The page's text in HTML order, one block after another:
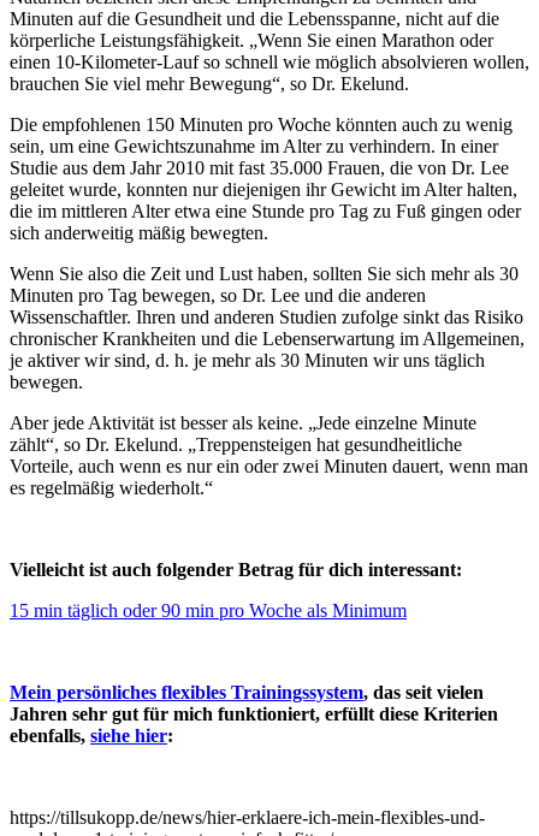
Minuten auf die Gesundheit und die Lebensspanne, nicht auf die
körperliche Leistungsfähigkeit. „Wenn Sie einen Marathon oder
einen 10-Kilometer-Lauf so schnell wie möglich absolvieren wollen,
brauchen Sie viel mehr Bewegung“, so Dr. Ekelund.
Die empfohlenen 150 Minuten pro Woche könnten auch zu wenig
sein, um eine Gewichtszunahme im Alter zu verhindern. In einer
Studie aus dem Jahr 2010 mit fast 35.000 Frauen, die von Dr. Lee
geleitet wurde, konnten nur diejenigen ihr Gewicht im Alter halten,
die im mittleren Alter etwa eine Stunde pro Tag zu Fuß gingen oder
sich anderweitig mäßig bewegten.
Wenn Sie also die Zeit und Lust haben, sollten Sie sich mehr als 30
Minuten pro Tag bewegen, so Dr. Lee und die anderen
Wissenschaftler. Ihren und anderen Studien zufolge sinkt das Risiko
chronischer Krankheiten und die Lebenserwartung im Allgemeinen,
je aktiver wir sind, d. h. je mehr als 30 Minuten wir uns täglich
bewegen.
Aber jede Aktivität ist besser als keine. „Jede einzelne Minute
zählt“, so Dr. Ekelund. „Treppensteigen hat gesundheitliche
Vorteile, auch wenn es nur ein oder zwei Minuten dauert, wenn man
es regelmäßig wiederholt.“
Vielleicht ist auch folgender Betrag für dich interessant:
15 min täglich oder 90 min pro Woche als Minimum
Mein persönliches flexibles Trainingssystem, das seit vielen
Jahren sehr gut für mich funktioniert, erfüllt diese Kriterien
ebenfalls, siehe hier:
https://tillsukopp.de/news/hier-erklaere-ich-mein-flexibles-und-